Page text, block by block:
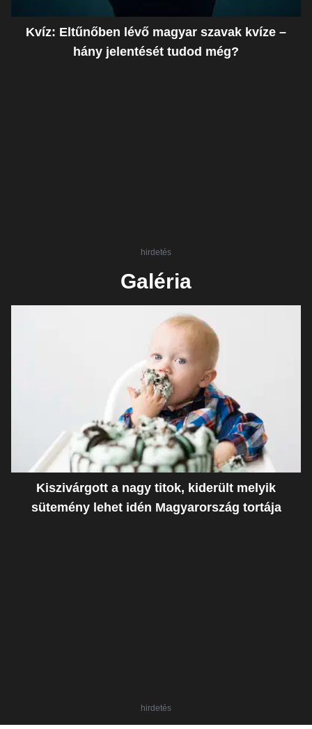
Kvíz: Eltűnőben lévő magyar szavak kvíze –
hány jelentését tudod még?
hirdetés
Galéria
Kiszivárgott a nagy titok, kiderült melyik
sütemény lehet idén Magyarország tortája
hirdetés